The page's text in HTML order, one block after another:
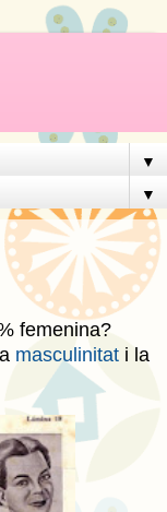
▼
▼
femenina?
masculinitati la